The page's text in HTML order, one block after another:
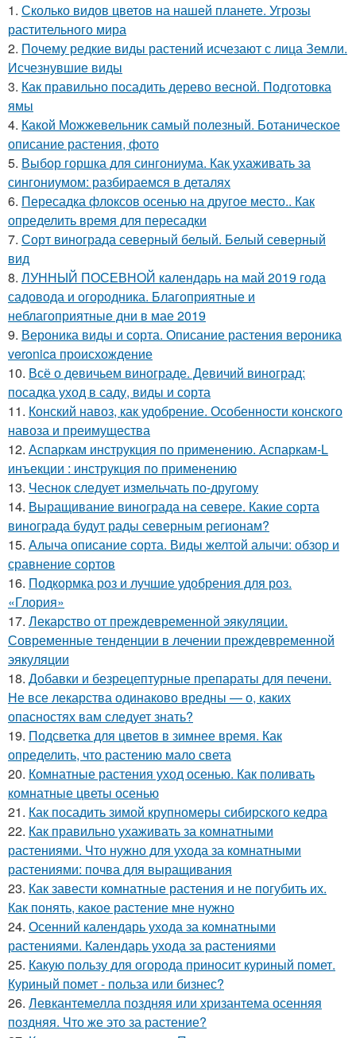
1. Сколько видов цветов на нашей планете. Угрозы
растительного мира
2. Почему редкие виды растений исчезают с лица Земли.
Исчезнувшие виды
3. Как правильно посадить дерево весной. Подготовка
ямы
4. Какой Можжевельник самый полезный. Ботаническое
описание растения, фото
5. Выбор горшка для сингониума. Как ухаживать за
сингониумом: разбираемся в деталях
6. Пересадка флоксов осенью на другое место.. Как
определить время для пересадки
7. Сорт винограда северный белый. Белый северный
вид
8. ЛУННЫЙ ПОСЕВНОЙ календарь на май 2019 года
садовода и огородника. Благоприятные и
неблагоприятные дни в мае 2019
9. Вероника виды и сорта. Описание растения вероника
veronica происхождение
10. Всё о девичьем винограде. Девичий виноград:
посадка уход в саду, виды и сорта
11. Конский навоз, как удобрение. Особенности конского
навоза и преимущества
12. Аспаркам инструкция по применению. Аспаркам-L
инъекции : инструкция по применению
13. Чеснок следует измельчать по-другому
14. Выращивание винограда на севере. Какие сорта
винограда будут рады северным регионам?
15. Алыча описание сорта. Виды желтой алычи: обзор и
сравнение сортов
16. Подкормка роз и лучшие удобрения для роз.
«Глория»
17. Лекарство от преждевременной эякуляции.
Современные тенденции в лечении преждевременной
эякуляции
18. Добавки и безрецептурные препараты для печени.
Не все лекарства одинаково вредны — о, каких
опасностях вам следует знать?
19. Подсветка для цветов в зимнее время. Как
определить, что растению мало света
20. Комнатные растения уход осенью. Как поливать
комнатные цветы осенью
21. Как посадить зимой крупномеры сибирского кедра
22. Как правильно ухаживать за комнатными
растениями. Что нужно для ухода за комнатными
растениями: почва для выращивания
23. Как завести комнатные растения и не погубить их.
Как понять, какое растение мне нужно
24. Осенний календарь ухода за комнатными
растениями. Календарь ухода за растениями
25. Какую пользу для огорода приносит куриный помет.
Куриный помет - польза или бизнес?
26. Левкантемелла поздняя или хризантема осенняя
поздняя. Что же это за растение?